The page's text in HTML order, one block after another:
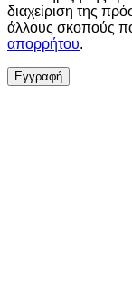
διαχείριση της
άλλους σκοπούς
απορρήτου.
Εγγραφή